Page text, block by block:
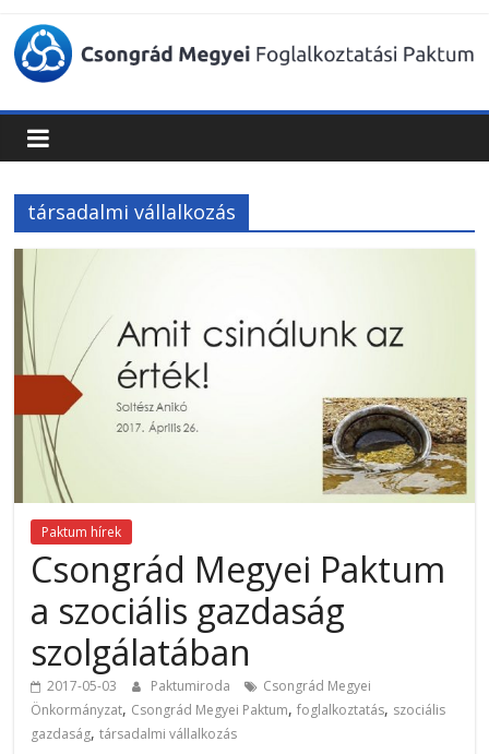
Csongrád
Megyei
Foglalkoztatási
Paktum
társadalmi vállalkozás
Paktum hírek
Csongrád Megyei Paktum
a szociális gazdaság
szolgálatában
2017-05-03 Paktumiroda
Csongrád Megyei
Önkormányzat, Csongrád Megyei Paktum,foglalkoztatás, szociális
gazdaság,társadalmi vállalkozás